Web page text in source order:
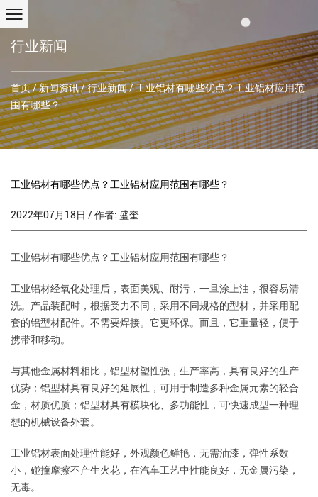
行业新闻
首页/新闻资讯/行业新闻/工业铝材有哪些优点？工业铝材应用范
围有哪些？
工业铝材有哪些优点？工业铝材应用范围有哪些？
2022年07月18日 / 作者: 盛奎
工业铝材有哪些优点？工业铝材应用范围有哪些？
工业铝材经氧化处理后，表面美观、耐污，一旦涂上油，很容易清
洗。产品装配时，根据受力不同，采用不同规格的型材，并采用配
套的铝型材配件。不需要焊接。它更环保。而且，它重量轻，便于
携带和移动。
与其他金属材料相比，铝型材塑性强，生产率高，具有良好的生产
优势；铝型材具有良好的延展性，可用于制造多种金属元素的轻合
金，材质优质；铝型材具有模块化、多功能性，可快速成型一种理
想的机械设备外套。
工业铝材表面处理性能好，外观颜色鲜艳，无需油漆，弹性系数
小，碰撞摩擦不产生火花，在汽车工艺中性能良好，无金属污染，
无毒。